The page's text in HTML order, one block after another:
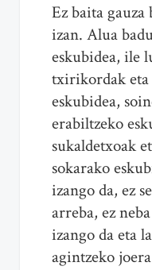
Ez baita gauza
izan. Alua
eskubidea, ile
txirikordak eta
eskubidea,
erabiltzeko
sukaldetxoak
sokarako
izango da, ez
arreba, ez
izango da eta
agintzeko